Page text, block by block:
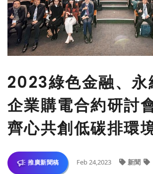
2023綠色金融、永
企業購電合約研討
齊心共創低碳排環
推廣新聞稿 Feb 24,2023 新聞